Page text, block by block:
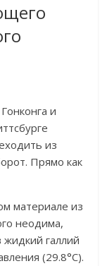
и
из
Прямо как
материале из
неодима,
галлий
(29.8°C).